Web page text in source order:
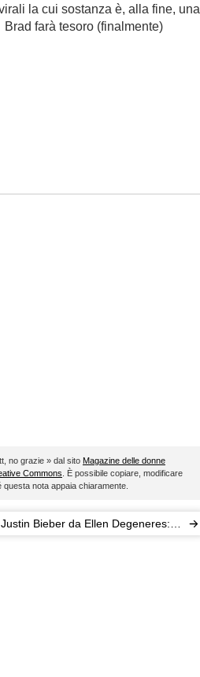
la cui sostanza è, alla fine, una
Brad farà tesoro (finalmente)
no grazie » dal sito Magazine delle donne
Commons . È possibile copiare, modificare
nota appaia chiaramente.
Justin Bieber da Ellen Degeneres: le